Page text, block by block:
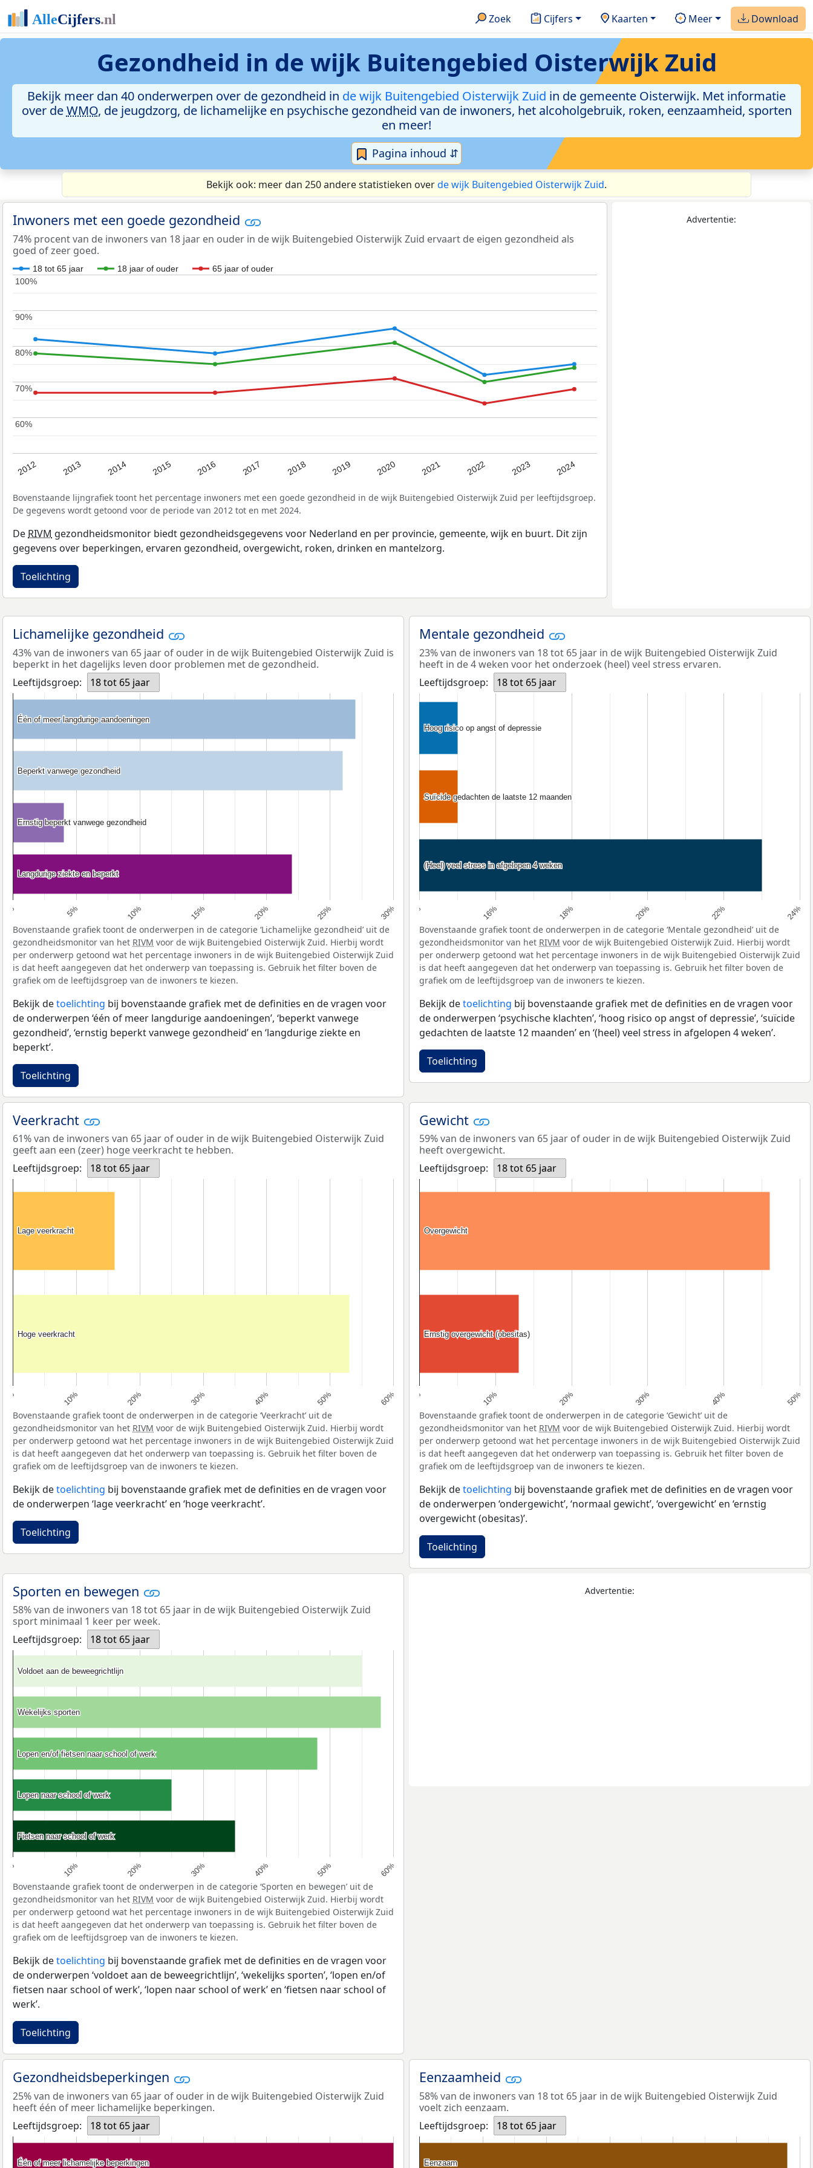
Zoek Cijfers Kaarten Meer Download
Gezondheid in de wijk Buitengebied Oisterwijk Zuid
Bekijk meer dan 40 onderwerpen over de gezondheid in de wijk Buitengebied Oisterwijk Zuid in de gemeente Oisterwijk. Met informatie
over deWMO, de jeugdzorg, de lichamelijke en psychische gezondheid van de inwoners, het alcoholgebruik, roken, eenzaamheid, sporten
en meer!
Pagina inhoud ⇵
Bekijk ook: meer dan 250 andere statistieken overde wijk Buitengebied Oisterwijk Zuid.
Inwoners met een goede gezondheid
74% procent van de inwoners van 18 jaar en ouder in de wijk Buitengebied Oisterwijk Zuid ervaart de eigen gezondheid als
goed of zeer goed.
18 tot 65 jaar 18 jaar of ouder 65 jaar of ouder
2012 2013 2014 2015 2016 2017 2018 2019 2020 2021 2022 2023 2024
60%
60%
70%
70%
80%
80%
90%
90%
100%
100%
Bovenstaande lijngrafiek toont het percentage inwoners met een goede gezondheid in de wijk Buitengebied Oisterwijk Zuid per leeftijdsgroep.
De gegevens wordt getoond voor de periode van 2012 tot en met 2024.
De RIVM gezondheidsmonitor biedt gezondheidsgegevens voor Nederland en per provincie, gemeente, wijk en buurt. Dit zijn
gegevens over beperkingen, ervaren gezondheid, overgewicht, roken, drinken en mantelzorg.
Toelichting
Advertentie:
Lichamelijke gezondheid
43% van de inwoners van 65 jaar of ouder in de wijk Buitengebied Oisterwijk Zuid is
beperkt in het dagelijks leven door problemen met de gezondheid.
Leeftijdsgroep:
18 tot 65 jaar
0% 5% 10% 15% 20% 25% 30%
Één of meer langdurige aandoeningen
Één of meer langdurige aandoeningen
Beperkt vanwege gezondheid
Beperkt vanwege gezondheid
Ernstig beperkt vanwege gezondheid
Ernstig beperkt vanwege gezondheid
Langdurige ziekte en beperkt
Langdurige ziekte en beperkt
Bovenstaande grafiek toont de onderwerpen in de categorie ‘Lichamelijke gezondheid’ uit de
gezondheidsmonitor van het RIVM voor de wijk Buitengebied Oisterwijk Zuid. Hierbij wordt
per onderwerp getoond wat het percentage inwoners in de wijk Buitengebied Oisterwijk Zuid
is dat heeft aangegeven dat het onderwerp van toepassing is. Gebruik het filter boven de
grafiek om de leeftijdsgroep van de inwoners te kiezen.
Bekijk detoelichting bij bovenstaande grafiek met de definities en de vragen voor
de onderwerpen ‘één of meer langdurige aandoeningen’, ‘beperkt vanwege
gezondheid’, ‘ernstig beperkt vanwege gezondheid’ en ‘langdurige ziekte en
beperkt’.
Toelichting
Mentale gezondheid
23% van de inwoners van 18 tot 65 jaar in de wijk Buitengebied Oisterwijk Zuid
heeft in de 4 weken voor het onderzoek (heel) veel stress ervaren.
Leeftijdsgroep:
18 tot 65 jaar
14% 16% 18% 20% 22% 24%
Hoog risico op angst of depressie
Hoog risico op angst of depressie
Suïcide gedachten de laatste 12 maanden
Suïcide gedachten de laatste 12 maanden
(Heel) veel stress in afgelopen 4 weken
(Heel) veel stress in afgelopen 4 weken
Bovenstaande grafiek toont de onderwerpen in de categorie ‘Mentale gezondheid’ uit de
gezondheidsmonitor van het RIVM voor de wijk Buitengebied Oisterwijk Zuid. Hierbij wordt
per onderwerp getoond wat het percentage inwoners in de wijk Buitengebied Oisterwijk Zuid
is dat heeft aangegeven dat het onderwerp van toepassing is. Gebruik het filter boven de
grafiek om de leeftijdsgroep van de inwoners te kiezen.
Bekijk detoelichting bij bovenstaande grafiek met de definities en de vragen voor
de onderwerpen ‘psychische klachten’, ‘hoog risico op angst of depressie’, ‘suïcide
gedachten de laatste 12 maanden’ en ‘(heel) veel stress in afgelopen 4 weken’.
Toelichting
Veerkracht
61% van de inwoners van 65 jaar of ouder in de wijk Buitengebied Oisterwijk Zuid
geeft aan een (zeer) hoge veerkracht te hebben.
Leeftijdsgroep:
18 tot 65 jaar
0% 10% 20% 30% 40% 50% 60%
Lage veerkracht
Lage veerkracht
Hoge veerkracht
Hoge veerkracht
Bovenstaande grafiek toont de onderwerpen in de categorie ‘Veerkracht’ uit de
gezondheidsmonitor van het RIVM voor de wijk Buitengebied Oisterwijk Zuid. Hierbij wordt
per onderwerp getoond wat het percentage inwoners in de wijk Buitengebied Oisterwijk Zuid
is dat heeft aangegeven dat het onderwerp van toepassing is. Gebruik het filter boven de
grafiek om de leeftijdsgroep van de inwoners te kiezen.
Bekijk detoelichting bij bovenstaande grafiek met de definities en de vragen voor
de onderwerpen ‘lage veerkracht’ en ‘hoge veerkracht’.
Toelichting
Gewicht
59% van de inwoners van 65 jaar of ouder in de wijk Buitengebied Oisterwijk Zuid
heeft overgewicht.
Leeftijdsgroep:
18 tot 65 jaar
0% 10% 20% 30% 40% 50%
Overgewicht
Overgewicht
Ernstig overgewicht (obesitas)
Ernstig overgewicht (obesitas)
Bovenstaande grafiek toont de onderwerpen in de categorie ‘Gewicht’ uit de
gezondheidsmonitor van het RIVM voor de wijk Buitengebied Oisterwijk Zuid. Hierbij wordt
per onderwerp getoond wat het percentage inwoners in de wijk Buitengebied Oisterwijk Zuid
is dat heeft aangegeven dat het onderwerp van toepassing is. Gebruik het filter boven de
grafiek om de leeftijdsgroep van de inwoners te kiezen.
Bekijk detoelichting bij bovenstaande grafiek met de definities en de vragen voor
de onderwerpen ‘ondergewicht’, ‘normaal gewicht’, ‘overgewicht’ en ‘ernstig
overgewicht (obesitas)’.
Toelichting
Sporten en bewegen
58% van de inwoners van 18 tot 65 jaar in de wijk Buitengebied Oisterwijk Zuid
sport minimaal 1 keer per week.
Leeftijdsgroep:
18 tot 65 jaar
0% 10% 20% 30% 40% 50% 60%
Voldoet aan de beweegrichtlijn
Voldoet aan de beweegrichtlijn
Wekelijks sporten
Wekelijks sporten
Lopen en/of fietsen naar school of werk
Lopen en/of fietsen naar school of werk
Lopen naar school of werk
Lopen naar school of werk
Fietsen naar school of werk
Fietsen naar school of werk
Bovenstaande grafiek toont de onderwerpen in de categorie ‘Sporten en bewegen’ uit de
gezondheidsmonitor van het RIVM voor de wijk Buitengebied Oisterwijk Zuid. Hierbij wordt
per onderwerp getoond wat het percentage inwoners in de wijk Buitengebied Oisterwijk Zuid
is dat heeft aangegeven dat het onderwerp van toepassing is. Gebruik het filter boven de
grafiek om de leeftijdsgroep van de inwoners te kiezen.
Bekijk detoelichting bij bovenstaande grafiek met de definities en de vragen voor
de onderwerpen ‘voldoet aan de beweegrichtlijn’, ‘wekelijks sporten’, ‘lopen en/of
fietsen naar school of werk’, ‘lopen naar school of werk’ en ‘fietsen naar school of
werk’.
Toelichting
Advertentie:
Gezondheidsbeperkingen
25% van de inwoners van 65 jaar of ouder in de wijk Buitengebied Oisterwijk Zuid
heeft één of meer lichamelijke beperkingen.
Leeftijdsgroep:
18 tot 65 jaar
Één of meer lichamelijke beperkingen
Één of meer lichamelijke beperkingen
Eenzaamheid
58% van de inwoners van 18 tot 65 jaar in de wijk Buitengebied Oisterwijk Zuid
voelt zich eenzaam.
Leeftijdsgroep:
18 tot 65 jaar
Eenzaam
Eenzaam